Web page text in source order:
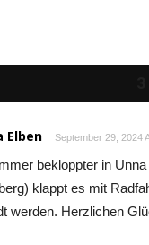
Elben September 29, 2024
bekloppter in Unna
klappt es mit
werden. Herzlichen